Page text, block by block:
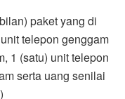
paket yang di
telepon genggam
1 (satu) unit telepon
serta uang senilai